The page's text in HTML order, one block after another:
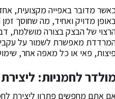
כאשר מדובר באפייה מקצועית,
מדויק ואחיד, מה שחוסך
של הבצק בצורה מושלמת,
מאפשרת לשמור על
פאי או כל מאפה אחר,
מולדר לחמניות:
אתם מחפשים פתרון ליצירת